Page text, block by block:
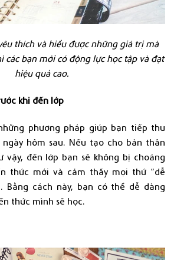
thích và hiểu được những giá trị mà
các bạn mới có động lực học tập và đạt
hiệu quả cao.
khi đến lớp
phương pháp giúp bạn tiếp thu
hôm sau. Nếu tạo cho bản thân
vậy, đến lớp bạn sẽ không bị choáng
thức mới và cảm thấy mọi thứ “dễ
Bằng cách này, bạn có thể dễ dàng
thức mình sẽ học.